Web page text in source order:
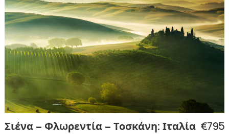
Σιένα – Φλωρεντία – Τοσκάνη: Ιταλία €795